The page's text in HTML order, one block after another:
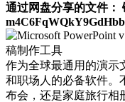
通过网盘分享的文件：
作为全球最通用的演示
和职场人的必备软件。
布会，还是家庭旅行相